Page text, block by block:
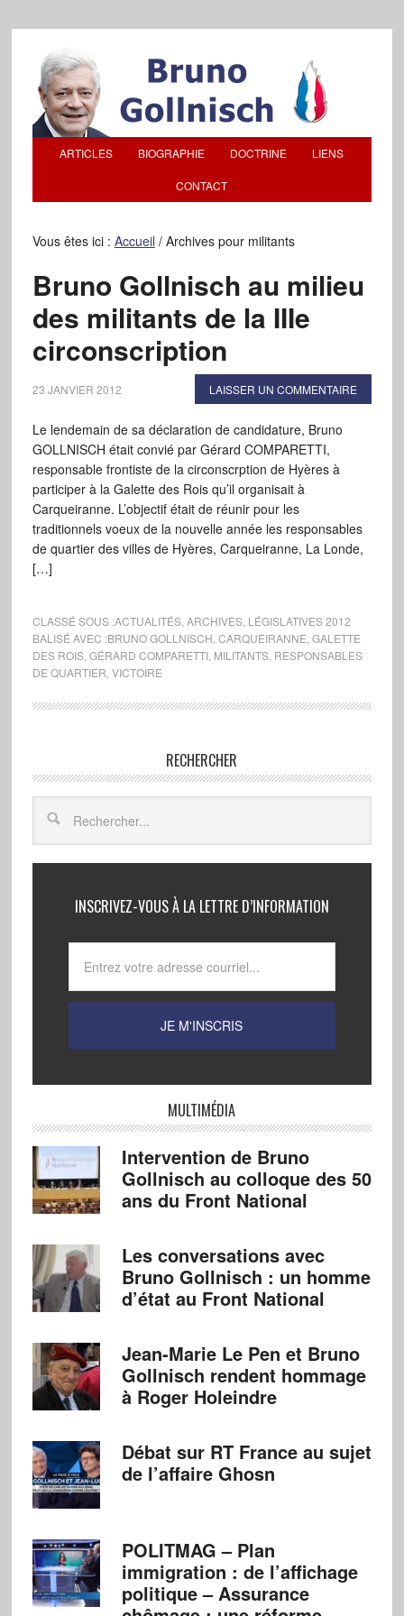
ARTICLES BIOGRAPHIE DOCTRINE LIENS
CONTACT
Vous êtes ici : Accueil /Archives pour militants
Bruno Gollnisch au milieu
des militants de la IIIe
circonscription
23 JANVIER 2012 LAISSER UN COMMENTAIRE
Le lendemain de sa déclaration de candidature, Bruno
GOLLNISCH était convié par Gérard COMPARETTI,
responsable frontiste de la circonscrption de Hyères à
participer à la Galette des Rois qu’il organisait à
Carqueiranne. L’objectif était de réunir pour les
traditionnels voeux de la nouvelle année les responsables
de quartier des villes de Hyères, Carqueiranne, La Londe,
[…]
CLASSÉ SOUS :ACTUALITÉS, ARCHIVES, LÉGISLATIVES 2012
BALISÉ AVEC :BRUNO GOLLNISCH CARQUEIRANNE GALETTE
DES ROIS, GÉRARD COMPARETTI, MILITANTS, RESPONSABLES
DE QUARTIER VICTOIRE
RECHERCHER
INSCRIVEZ-VOUS À LA LETTRE D’INFORMATION
MULTIMÉDIA
Intervention de Bruno
Gollnisch au colloque des 50
ans du Front National
Les conversations avec
Bruno Gollnisch : un homme
d’état au Front National
Jean-Marie Le Pen et Bruno
Gollnisch rendent hommage
à Roger Holeindre
Débat sur RT France au sujet
de l’affaire Ghosn
POLITMAG – Plan
immigration : de l’affichage
politique – Assurance